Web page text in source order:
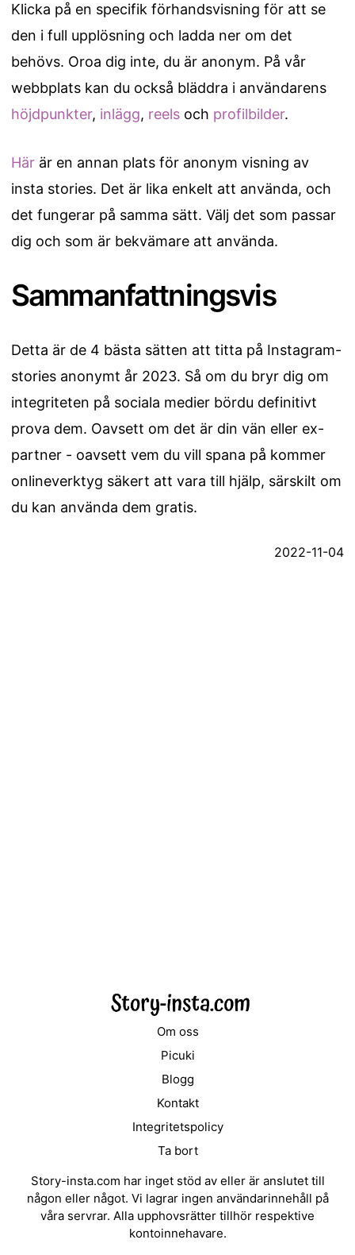
Klicka på en specifik förhandsvisning för att se
den i full upplösning och ladda ner om det
behövs. Oroa dig inte, du är anonym. På vår
webbplats kan du också bläddra i användarens
höjdpunkter, inlägg, reels och profilbilder.
Här är en annan plats för anonym visning av
insta stories. Det är lika enkelt att använda, och
det fungerar på samma sätt. Välj det som passar
dig och som är bekvämare att använda.
Sammanfattningsvis
Detta är de 4 bästa sätten att titta på Instagram-
stories anonymt år 2023. Så om du bryr dig om
integriteten på sociala medier bördu definitivt
prova dem. Oavsett om det är din vän eller ex-
partner - oavsett vem du vill spana på kommer
onlineverktyg säkert att vara till hjälp, särskilt om
du kan använda dem gratis.
2022-11-04
Om oss
Picuki
Blogg
Kontakt
Integritetspolicy
Ta bort
Story-insta.com har inget stöd av eller är anslutet till
någon eller något. Vi lagrar ingen användarinnehåll på
våra servrar. Alla upphovsrätter tillhör respektive
kontoinnehavare.